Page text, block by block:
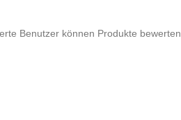
Benutzer können Produkte bewerten